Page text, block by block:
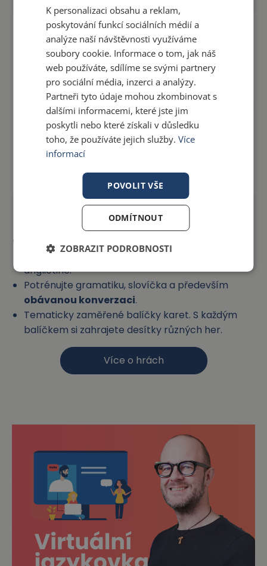
Rozmluvíme Česko
válčí a procvičujte denně přemýšlení v
angličtině.
Potrénujte gramatiku, slovíčka a především
obávanou konverzaci.
Tematicky zaměřené balíčky karet. S každým
balíčkem si zahrajete desítky různých her.
Více o hrách
K personalizaci obsahu a reklam,
poskytování funkcí sociálních médií a
analýze naší návštěvnosti využíváme
soubory cookie. Informace o tom, jak náš
web používáte, sdílíme se svými partnery
pro sociální média, inzerci a analýzy.
Partneři tyto údaje mohou zkombinovat s
dalšími informacemi, které jste jim
poskytli nebo které získali v důsledku
toho, že používáte jejich služby.Více
informací
POVOLIT VŠE
ODMÍTNOUT
ZOBRAZIT PODROBNOSTI